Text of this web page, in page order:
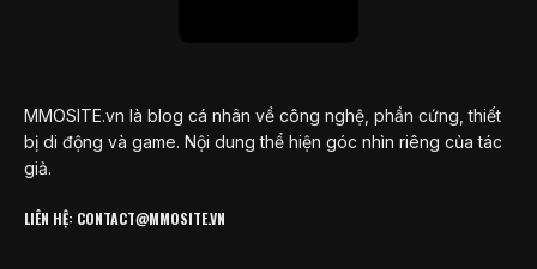
MMOSITE.vn là blog cá nhân về công nghệ, phần cứng, thiết
bị di động và game. Nội dung thể hiện góc nhìn riêng của tác
giả.
LIÊN HỆ: CONTACT@MMOSITE.VN